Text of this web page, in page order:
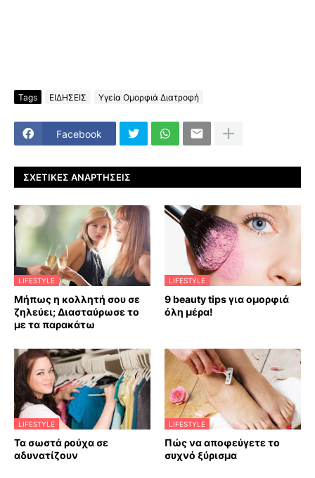
Tags ΕΙΔΗΣΕΙΣ Υγεία Ομορφιά Διατροφή
Facebook
ΣΧΕΤΙΚΈΣ ΑΝΑΡΤΉΣΕΙΣ
LIFESTYLE
Μήπως η κολλητή σου σε
ζηλεύει; Διασταύρωσε το
με τα παρακάτω
LIFESTYLE
9 beauty tips για ομορφιά
όλη μέρα!
LIFESTYLE
Τα σωστά ρούχα σε
αδυνατίζουν
LIFESTYLE
Πώς να αποφεύγετε το
συχνό ξύρισμα